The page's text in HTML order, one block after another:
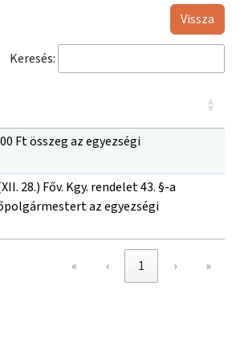
Vissza
Keresés:
Ft összeg az egyezségi
28.) Főv. Kgy. rendelet 43. §-a
az egyezségi
« ‹ 1 › »